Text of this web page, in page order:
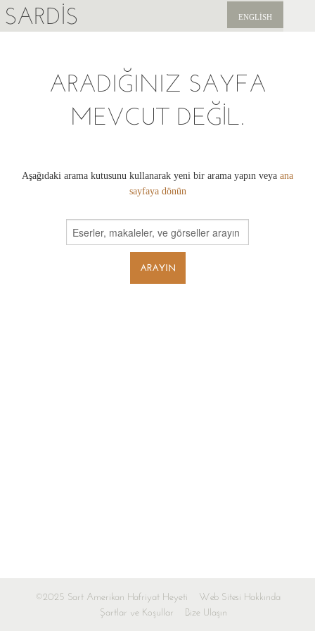
SARDIS ENGLISH
ARADIĞINIZ SAYFA
MEVCUT DEĞIL.
Aşağıdaki arama kutusunu kullanarak yeni bir arama yapın veya ana
sayfaya dönün
©2025 Sart Amerikan Hafriyat Heyeti
Web Sitesi Hakkında
Şartlar ve Koşullar
Bize Ulaşın